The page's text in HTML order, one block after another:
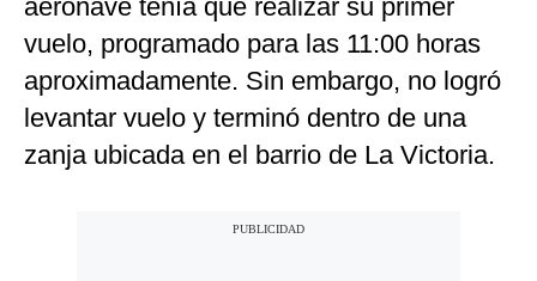
aeronave tenía que realizar su primer
vuelo, programado para las 11:00 horas
aproximadamente. Sin embargo, no logró
levantar vuelo y terminó dentro de una
zanja ubicada en el barrio de La Victoria.